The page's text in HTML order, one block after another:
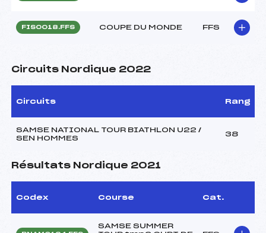
FIS0018.FFS COUPE DU MONDE FFS
Circuits Nordique 2022
Circuits Rang
SAMSE NATIONAL TOUR BIATHLON U22 /
SEN HOMMES
38
Résultats Nordique 2021
Codex Course Cat.
SAMSE SUMMER